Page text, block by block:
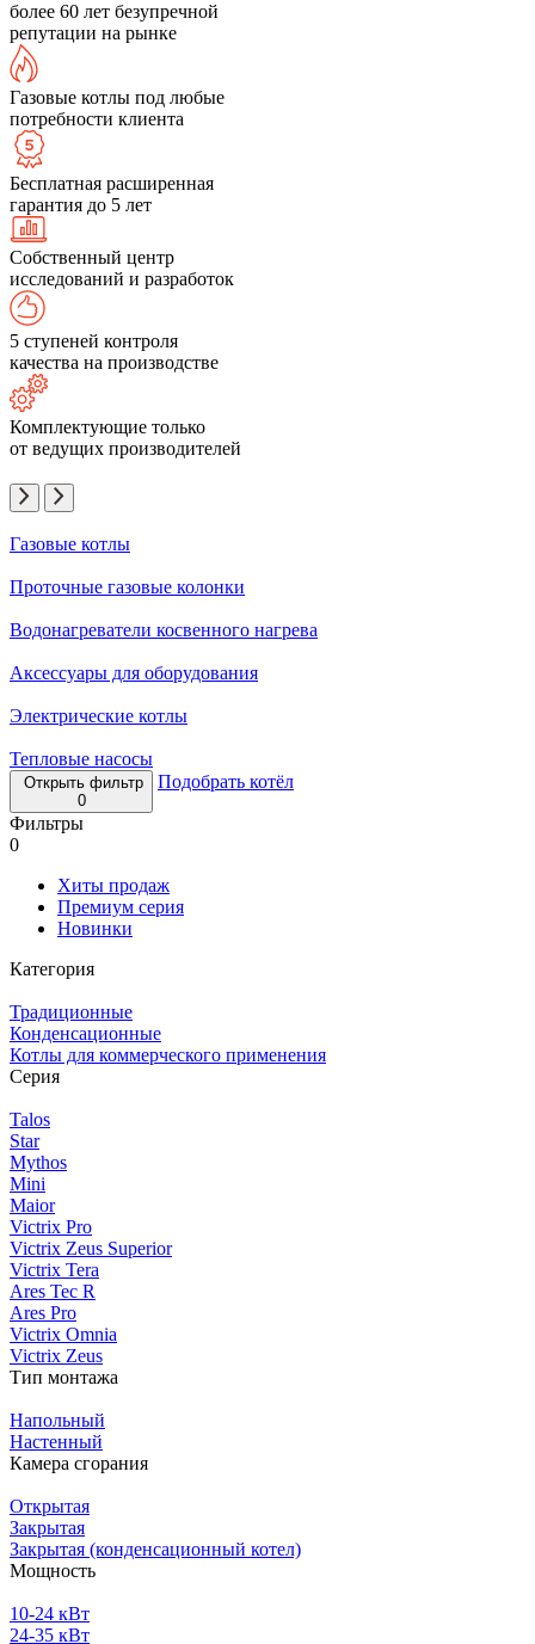
более 60 лет безупречной
репутации на рынке
Газовые котлы под любые
потребности клиента
Бесплатная расширенная
гарантия до 5 лет
Собственный центр
исследований и разработок
5 ступеней контроля
качества на производстве
Комплектующие только
от ведущих производителей
Газовые котлы
Проточные газовые колонки
Водонагреватели косвенного нагрева
Аксессуары для оборудования
Электрические котлы
Тепловые насосы
Открыть фильтр
0
Подобрать котёл
Фильтры
0
Хиты продаж
Премиум серия
Новинки
Категория
Традиционные
Конденсационные
Котлы для коммерческого применения
Серия
Talos
Star
Mythos
Mini
Maior
Victrix Pro
Victrix Zeus Superior
Victrix Tera
Ares Tec R
Ares Pro
Victrix Omnia
Victrix Zeus
Тип монтажа
Напольный
Настенный
Камера сгорания
Открытая
Закрытая
Закрытая (конденсационный котел)
Мощность
10-24 кВт
24-35 кВт